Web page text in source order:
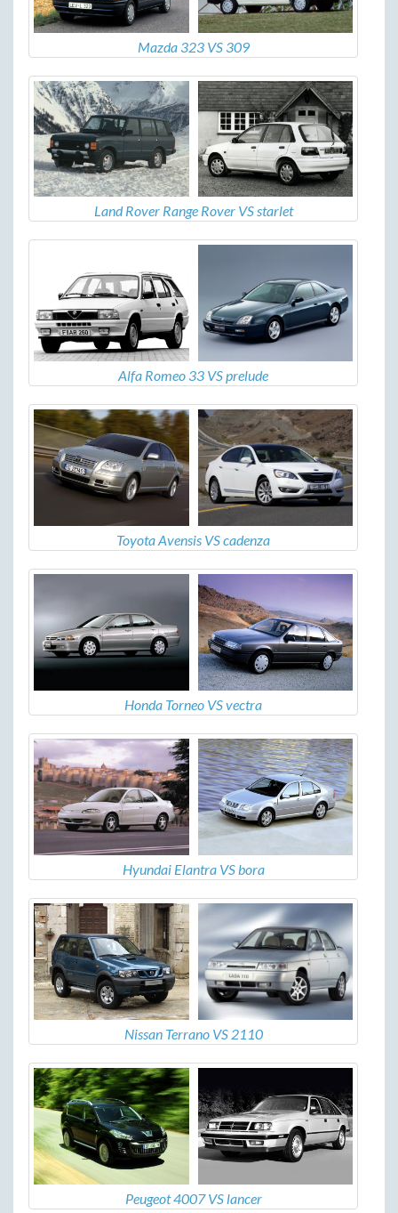
Mazda 323 VS 309
Land Rover Range Rover VS starlet
Alfa Romeo 33 VS prelude
Toyota Avensis VS cadenza
Honda Torneo VS vectra
Hyundai Elantra VS bora
Nissan Terrano VS 2110
Peugeot 4007 VS lancer